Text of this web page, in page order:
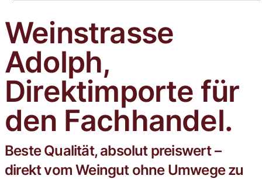
Trophy mit der Goldmedaille
ausgezeichnet.
Weinstrasse
Adolph,
Direktimporte für
den Fachhandel.
Beste Qualität, absolut preiswert –
direkt vom Weingut ohne Umwege zu